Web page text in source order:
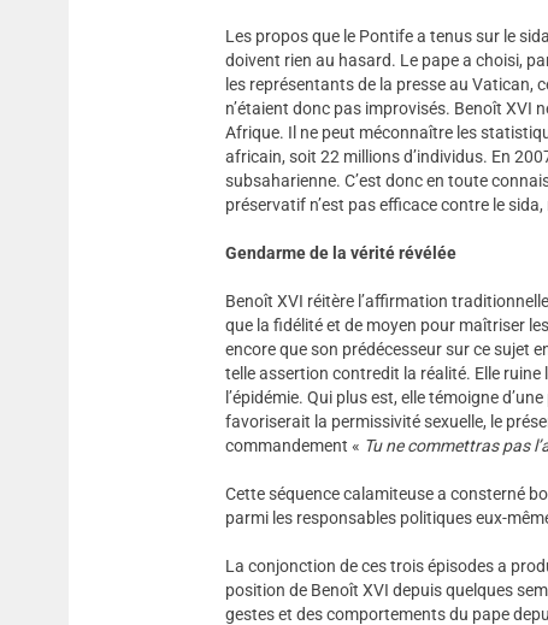
Les propos que le Pontife a tenus sur le
doivent rien au hasard. Le pape a choisi,
les représentants de la presse au Vatican,
n’étaient donc pas improvisés. Benoît XVI
Afrique. Il ne peut méconnaître les
africain, soit 22 millions d’individus. En
subsaharienne. C’est donc en toute
préservatif n’est pas efficace contre le
Gendarme de la vérité révélée
Benoît XVI réitère l’affirmation
que la fidélité et de moyen pour maîtriser
encore que son prédécesseur sur ce sujet
telle assertion contredit la réalité. Elle
l’épidémie. Qui plus est, elle témoigne
favoriserait la permissivité sexuelle, le
commandement « Tu ne commettras pas
Cette séquence calamiteuse a consterné
parmi les responsables politiques eux-
La conjonction de ces trois épisodes a
position de Benoît XVI depuis quelques
gestes et des comportements du pape